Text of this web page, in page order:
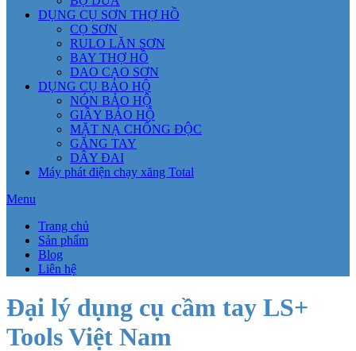
DỤNG CỤ SƠN THỢ HỒ
CỌ SƠN
RULO LĂN SƠN
BAY THỢ HỒ
DAO CẠO SƠN
DỤNG CỤ BẢO HỘ
NÓN BẢO HỘ
GIẦY BẢO HỘ
MẶT NẠ CHỐNG ĐỘC
GĂNG TAY
DÂY ĐAI
Máy phát điện chạy xăng Total
Menu
Trang chủ
Sản phẩm
Blog
Liên hệ
Đại lý dụng cụ cầm tay LS+
Tools Việt Nam